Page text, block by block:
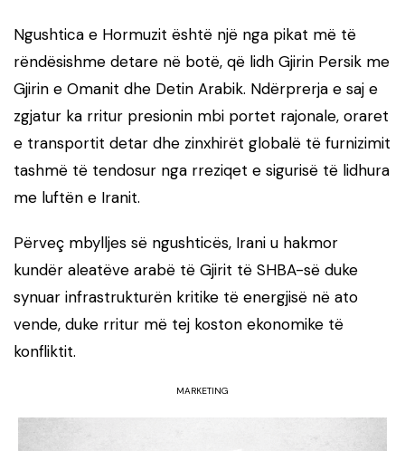
Ngushtica e Hormuzit është një nga pikat më të
rëndësishme detare në botë, që lidh Gjirin Persik me
Gjirin e Omanit dhe Detin Arabik. Ndërprerja e saj e
zgjatur ka rritur presionin mbi portet rajonale, oraret
e transportit detar dhe zinxhirët globalë të furnizimit
tashmë të tendosur nga rreziqet e sigurisë të lidhura
me luftën e Iranit.
Përveç mbylljes së ngushticës, Irani u hakmor
kundër aleatëve arabë të Gjirit të SHBA-së duke
synuar infrastrukturën kritike të energjisë në ato
vende, duke rritur më tej koston ekonomike të
konfliktit.
MARKETING